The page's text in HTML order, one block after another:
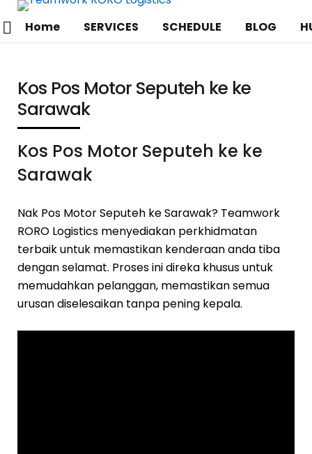
Home SERVICES SCHEDULE BLOG
Kos Pos Motor Seputeh ke ke
Sarawak
Kos Pos Motor Seputeh ke ke
Sarawak
Nak Pos Motor Seputeh ke Sarawak? Teamwork
RORO Logistics menyediakan perkhidmatan
terbaik untuk memastikan kenderaan anda tiba
dengan selamat. Proses ini direka khusus untuk
memudahkan pelanggan, memastikan semua
urusan diselesaikan tanpa pening kepala.